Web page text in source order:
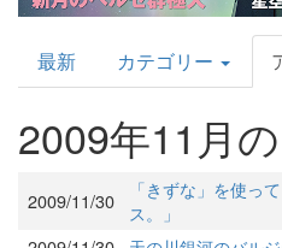
AstroArts
Topics
最新 カテゴリー
2009年11月
2009/11/30
「きずな」を使っ
ス。」